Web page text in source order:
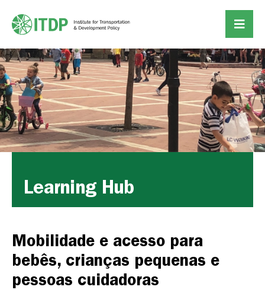
Learning Hub
Mobilidade e acesso para
bebês, crianças pequenas e
pessoas cuidadoras